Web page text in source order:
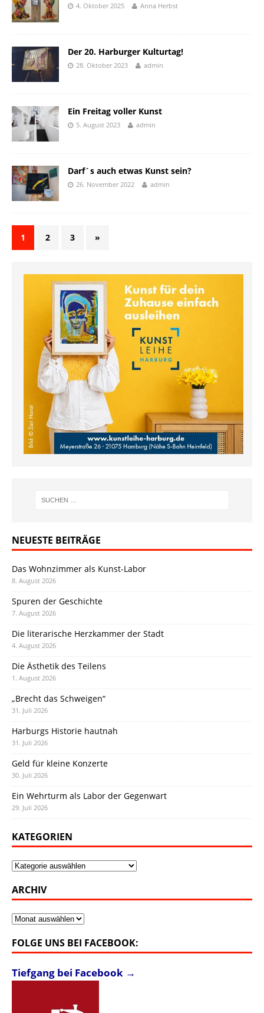
4. Oktober 2025 Anna Herbst
Der 20. Harburger Kulturtag!
28. Oktober 2023 admin
Ein Freitag voller Kunst
5. August 2023 admin
Darf´s auch etwas Kunst sein?
26. November 2022 admin
1 2 3 »
NEUESTE BEITRÄGE
Das Wohnzimmer als Kunst-Labor
8. August 2026
Spuren der Geschichte
7. August 2026
Die literarische Herzkammer der Stadt
4. August 2026
Die Ästhetik des Teilens
1. August 2026
„Brecht das Schweigen“
31. Juli 2026
Harburgs Historie hautnah
31. Juli 2026
Geld für kleine Konzerte
30. Juli 2026
Ein Wehrturm als Labor der Gegenwart
29. Juli 2026
KATEGORIEN
Kategorien
ARCHIV
Archiv
FOLGE UNS BEI FACEBOOK:
Tiefgang bei Facebook →